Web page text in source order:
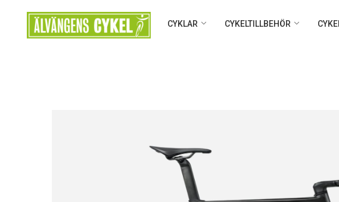
CYKLAR CYKELTILLBEHÖR